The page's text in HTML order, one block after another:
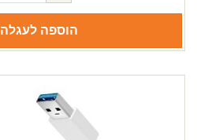
הוספה לעגלה